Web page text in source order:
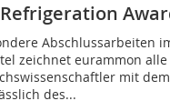
Abschlussarbeiten
zeichnet eurammon alle
mit
des...